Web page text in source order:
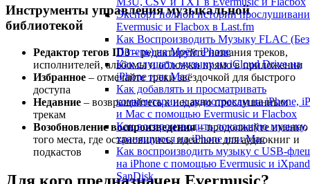
Экспорт полной истории
Evermusic и Flacbox в Last.fm
Как Воспроизводить Музыку FLAC (Без
Потерь) на Моём iPhone
Как слушать музыку из iCloud Drive на
iPhone или Mac
Как добавлять и просматривать
комментарии к аудиотрекам на iPhone,
и Mac с помощью Evermusic и Flacbox
Как воспроизводить локальную музыку,
хранящуюся на iPhone или Mac
Как воспроизводить музыку с USB-
на iPhone с помощью Evermusic и
SanDisk
Инструменты управления музыкальной
библиотекой
Редактор тегов ID3– редактируйте названия треков,
исполнителей, альбомы и обложки прямо в приложении
Избранное – отмечайте треки звёздочкой для быстрого
доступа
Недавние – возвращайтесь к недавно прослушанным
трекам
Возобновление воспроизведения– продолжайте именно
того места, где остановились, идеально для аудиокниг и
подкастов